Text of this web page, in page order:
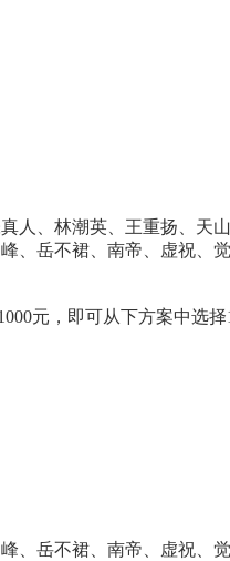
人、林潮英、王重扬、天
、岳不裙、南帝、虚祝、
元，即可从下方案中选
、岳不裙、南帝、虚祝、